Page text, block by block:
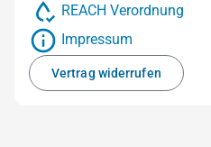
REACH Verordnung
Impressum
Vertrag widerrufen